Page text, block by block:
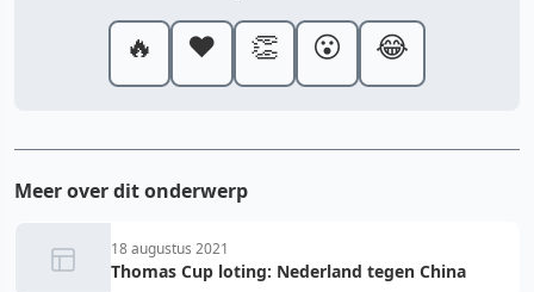
🔥 ❤️ 👏 😮 😂
Meer over dit onderwerp
18 augustus 2021
Thomas Cup loting: Nederland tegen China